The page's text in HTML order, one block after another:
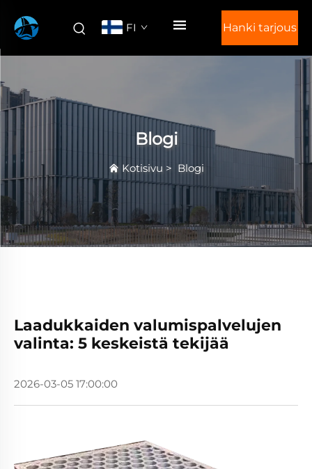
FI Hanki tarjous
Blogi
Kotisivu > Blogi
Laadukkaiden valumispalvelujen
valinta: 5 keskeistä tekijää
2026-03-05 17:00:00